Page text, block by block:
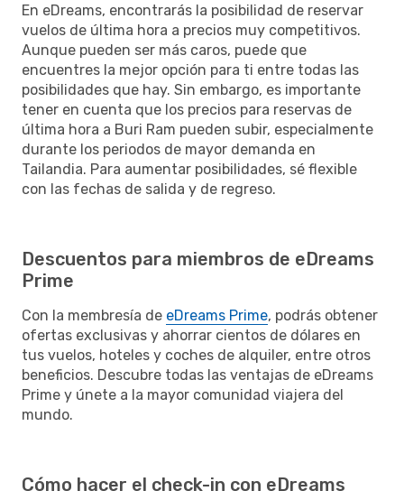
En eDreams, encontrarás la posibilidad de reservar
vuelos de última hora a precios muy competitivos.
Aunque pueden ser más caros, puede que
encuentres la mejor opción para ti entre todas las
posibilidades que hay. Sin embargo, es importante
tener en cuenta que los precios para reservas de
última hora a Buri Ram pueden subir, especialmente
durante los periodos de mayor demanda en
Tailandia. Para aumentar posibilidades, sé flexible
con las fechas de salida y de regreso.
Descuentos para miembros de eDreams
Prime
Con la membresía de eDreams Prime, podrás obtener
ofertas exclusivas y ahorrar cientos de dólares en
tus vuelos, hoteles y coches de alquiler, entre otros
beneficios. Descubre todas las ventajas de eDreams
Prime y únete a la mayor comunidad viajera del
mundo.
Cómo hacer el check-in con eDreams